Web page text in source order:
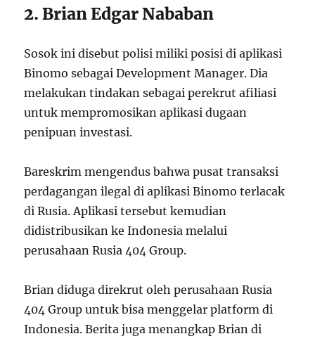
2. Brian Edgar Nababan
Sosok ini disebut polisi miliki posisi di aplikasi
Binomo sebagai Development Manager. Dia
melakukan tindakan sebagai perekrut afiliasi
untuk mempromosikan aplikasi dugaan
penipuan investasi.
Bareskrim mengendus bahwa pusat transaksi
perdagangan ilegal di aplikasi Binomo terlacak
di Rusia. Aplikasi tersebut kemudian
didistribusikan ke Indonesia melalui
perusahaan Rusia 404 Group.
Brian diduga direkrut oleh perusahaan Rusia
404 Group untuk bisa menggelar platform di
Indonesia. Berita juga menangkap Brian di